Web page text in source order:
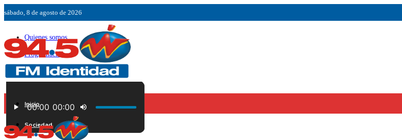
sábado, 8 de agosto de 2026
Quienes somos
Programación
Ubicación
Contáctenos
Inicio
Sociedad